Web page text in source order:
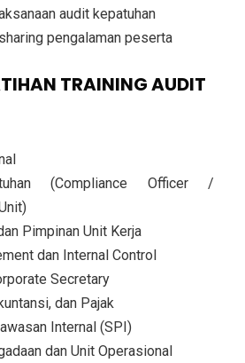
audit kepatuhan
pengalaman peserta
TRAINING AUDIT
(Compliance Officer /
Pimpinan Unit Kerja
dan Internal Control
Secretary
dan Pajak
Internal (SPI)
dan Unit Operasional